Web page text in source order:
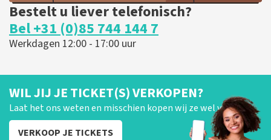
Bestelt u liever telefonisch?
Bel +31 (0)85 744 144 7
Werkdagen 12:00 - 17:00 uur
WIL JIJ JE TICKET(S) VERKOPEN?
Laat het ons weten en misschien kopen wij ze wel van je!
VERKOOP JE TICKETS